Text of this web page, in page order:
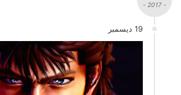
- 2017 -
19 ديسمبر